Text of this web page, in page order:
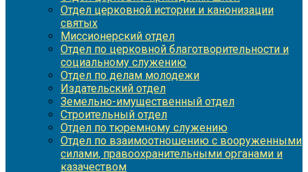
Отдел церковной истории и канонизации
святых
Миссионерский отдел
Отдел по церковной благотворительности и
социальному служению
Отдел по делам молодежи
Издательский отдел
Земельно-имущественный отдел
Строительный отдел
Отдел по тюремному служению
Отдел по взаимоотношению с вооруженными
силами, правоохранительными органами и
казачеством